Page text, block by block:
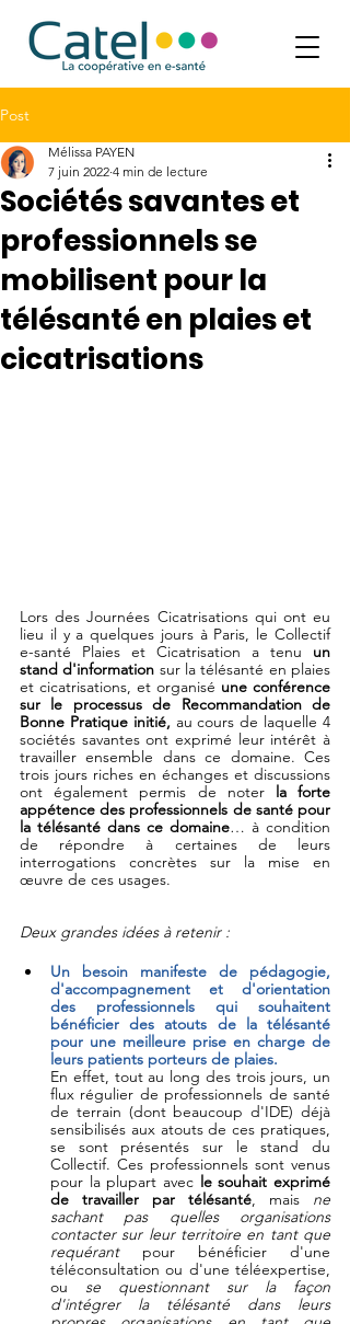
Post
Sociétés savantes et
professionnels se
mobilisent pour la
télésanté en plaies et
cicatrisations
Mélissa PAYEN
7 juin 2022 4 min de lecture
Lors des Journées Cicatrisations qui ont eu
lieu il y a quelques jours à Paris, le Collectif
e-santé Plaies et Cicatrisation a tenu un
stand d'information sur la télésanté en plaies
et cicatrisations, et organisé une conférence
sur le processus de Recommandation de
Bonne Pratique initié, au cours de laquelle 4
sociétés savantes ont exprimé leur intérêt à
travailler ensemble dans ce domaine. Ces
trois jours riches en échanges et discussions
ont également permis de noter la forte
appétence des professionnels de santé pour
la télésanté dans ce domaine… à condition
de répondre à certaines de leurs
interrogations concrètes sur la mise en
œuvre de ces usages.
Deux grandes idées à retenir :
Un besoin manifeste de pédagogie,
d'accompagnement et d'orientation
des professionnels qui souhaitent
bénéficier des atouts de la télésanté
pour une meilleure prise en charge de
leurs patients porteurs de plaies.
En effet, tout au long des trois jours, un
flux régulier de professionnels de santé
de terrain (dont beaucoup d'IDE) déjà
sensibilisés aux atouts de ces pratiques,
se sont présentés sur le stand du
Collectif. Ces professionnels sont venus
pour la plupart avec le souhait exprimé
de travailler par télésanté, mais ne
sachant pas quelles organisations
contacter sur leur territoire en tant que
requérant pour bénéficier d'une
téléconsultation ou d'une téléexpertise,
ou se questionnant sur la façon
d'intégrer la télésanté dans leurs